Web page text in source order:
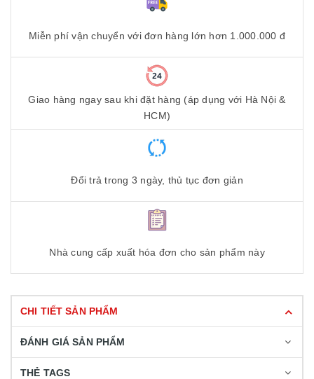
Miễn phí vận chuyển với đơn hàng lớn hơn 1.000.000 đ
Giao hàng ngay sau khi đặt hàng (áp dụng với Hà Nội &
HCM)
Đổi trả trong 3 ngày, thủ tục đơn giản
Nhà cung cấp xuất hóa đơn cho sản phẩm này
CHI TIẾT SẢN PHẨM
ĐÁNH GIÁ SẢN PHẨM
THẺ TAGS